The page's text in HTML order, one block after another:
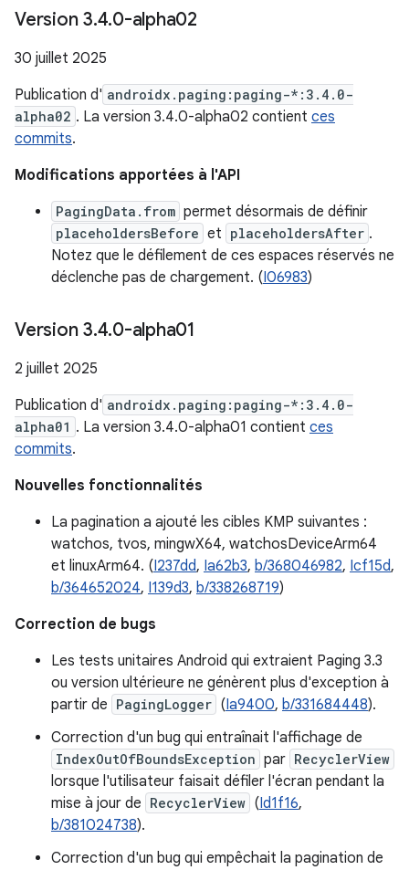
Version 3.4.0-alpha02
30 juillet 2025
Publication d' androidx.paging:paging-*:3.4.0-
alpha02 . La version 3.4.0-alpha02 contient ces
commits.
Modifications apportées à l'API
PagingData.from permet désormais de définir
placeholdersBefore et placeholdersAfter .
Notez que le défilement de ces espaces réservés ne
déclenche pas de chargement. (I06983)
Version 3.4.0-alpha01
2 juillet 2025
Publication d' androidx.paging:paging-*:3.4.0-
alpha01 . La version 3.4.0-alpha01 contient ces
commits.
Nouvelles fonctionnalités
La pagination a ajouté les cibles KMP suivantes :
watchos, tvos, mingwX64, watchosDeviceArm64
et linuxArm64. (I237dd, Ia62b3, b/368046982, Icf15d,
b/364652024, I139d3, b/338268719)
Correction de bugs
Les tests unitaires Android qui extraient Paging 3.3
ou version ultérieure ne génèrent plus d'exception à
partir de PagingLogger (Ia9400, b/331684448).
Correction d'un bug qui entraînait l'affichage de
IndexOutOfBoundsException par RecyclerView
lorsque l'utilisateur faisait défiler l'écran pendant la
mise à jour de RecyclerView (Id1f16,
b/381024738).
Correction d'un bug qui empêchait la pagination de